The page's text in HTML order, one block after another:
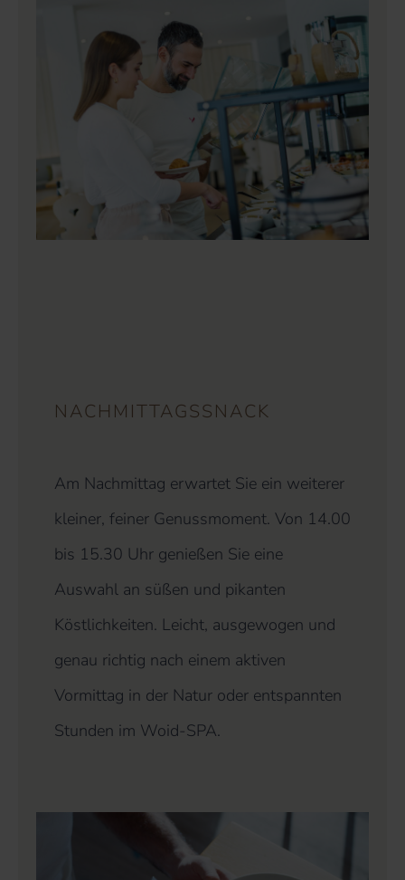
NACHMITTAGSSNACK
Am Nachmittag erwartet Sie ein weiterer
kleiner, feiner Genussmoment. Von 14.00
bis 15.30 Uhr genießen Sie eine
Auswahl an süßen und pikanten
Köstlichkeiten. Leicht, ausgewogen und
genau richtig nach einem aktiven
Vormittag in der Natur oder entspannten
Stunden im Woid-SPA.